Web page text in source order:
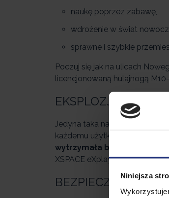
Niniejsza
naukę poprzez zabawę,
wdrożenie w świat
sprawne i szybkie
Poczuj się jak na ulicach
licencjonowaną hulajnogą
EKSPLOZJA MOCY
Jedyna taka na rynku
każdemu użytkownikowi
wytrzymała bateria o
XSPACE eXplay©.
BEZPIECZEŃSTWO